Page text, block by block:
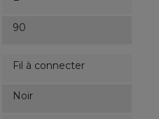
90
Fil à connecter
Noir